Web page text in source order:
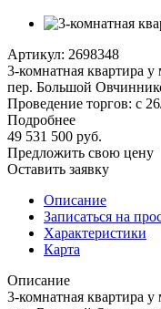
Артикул: 2698348
3-комнатная квартира
пер. Большой
Проведение торгов: с
Подробнее
49 531 500 руб.
Предложить свою цену
Оставить заявку
Описание
Записаться на
Характеристики
Карта
Описание
3-комнатная квартира